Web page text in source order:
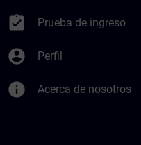
assignment_turned_in Prueba de ingreso
account_circle Perfil
info Acerca de nosotros